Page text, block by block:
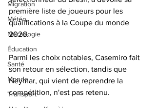
Migration
Météo
Nécrologie
Éducation
Santé
Monde
Transport
première liste de joueurs pour les
qualifications à la Coupe du monde
2026.
Parmi les choix notables, Casemiro fait
son retour en sélection, tandis que
Neymar, qui vient de reprendre la
compétition, n'est pas retenu.